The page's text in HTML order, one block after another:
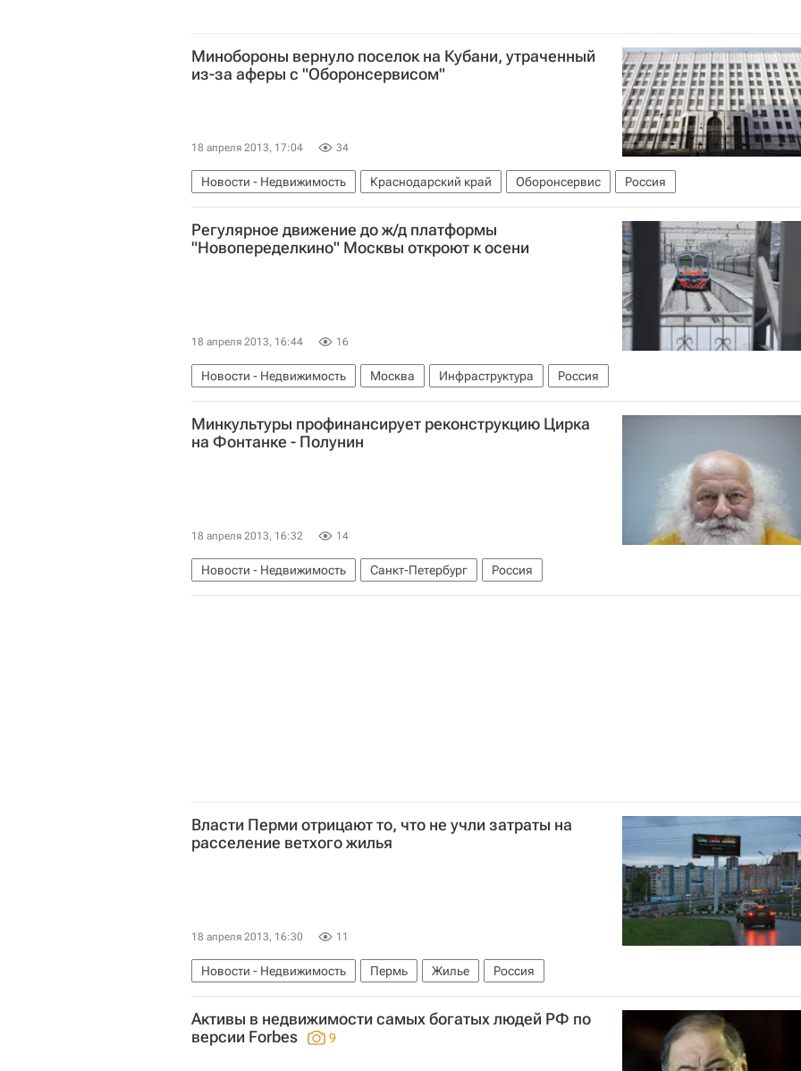
Минобороны вернуло поселок на Кубани, утраченный
из-за аферы с "Оборонсервисом"
18 апреля 2013, 17:04 34
Новости - Недвижимость Краснодарский край Оборонсервис Россия
Регулярное движение до ж/д платформы
"Новопеределкино" Москвы откроют к осени
18 апреля 2013, 16:44 16
Новости - Недвижимость Москва Инфраструктура Россия
Минкультуры профинансирует реконструкцию Цирка
на Фонтанке - Полунин
18 апреля 2013, 16:32 14
Новости - Недвижимость Санкт-Петербург Россия
Власти Перми отрицают то, что не учли затраты на
расселение ветхого жилья
18 апреля 2013, 16:30 11
Новости - Недвижимость Пермь Жилье Россия
Активы в недвижимости самых богатых людей РФ по
версии Forbes
9